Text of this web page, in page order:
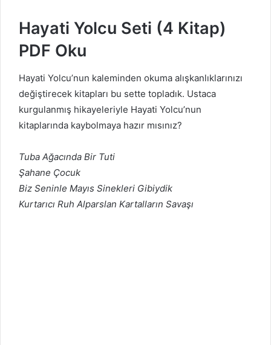
Hayati Yolcu Seti (4 Kitap)
PDF Oku
Hayati Yolcu’nun kaleminden okuma alışkanlıklarınızı
değiştirecek kitapları bu sette topladık. Ustaca
kurgulanmış hikayeleriyle Hayati Yolcu’nun
kitaplarında kaybolmaya hazır mısınız?
Tuba Ağacında Bir Tuti
Şahane Çocuk
Biz Seninle Mayıs Sinekleri Gibiydik
Kurtarıcı Ruh Alparslan Kartalların Savaşı